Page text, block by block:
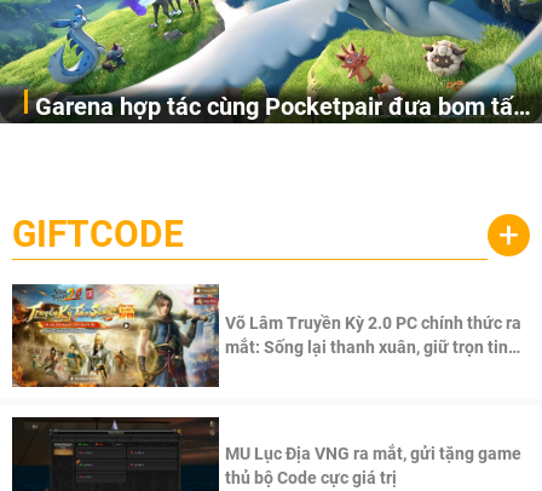
Garena hợp tác cùng Pocketpair đưa bom tấn
cầu, theo giấy phép chính thức từ công ty game Nhật Bản
Pocketpair, Inc.
GIFTCODE +
Võ Lâm Truyền Kỳ 2.0 PC chính thức ra
mắt: Sống lại thanh xuân, giữ trọn tinh
MU Lục Địa VNG ra mắt, gửi tặng game
thủ bộ Code cực giá trị